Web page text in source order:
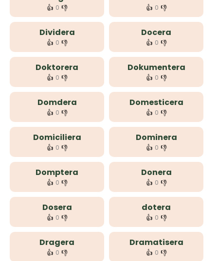
👍 0 👎 👍 0 👎
Dividera
👍 0 👎
Docera
👍 0 👎
Doktorera
👍 0 👎
Dokumentera
👍 0 👎
Domdera
👍 0 👎
Domesticera
👍 0 👎
Domiciliera
👍 0 👎
Dominera
👍 0 👎
Domptera
👍 0 👎
Donera
👍 0 👎
Dosera
👍 0 👎
dotera
👍 0 👎
Dragera
👍 0 👎
Dramatisera
👍 0 👎